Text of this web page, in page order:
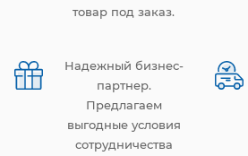
товар под заказ.
Надежный бизнес-
партнер.
Предлагаем
выгодные условия
сотрудничества